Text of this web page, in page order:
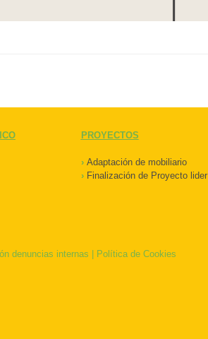
PROYECTOS
›Adaptación de mobiliario
›Finalización de Proyecto lider
denuncias internas Política de Cookies